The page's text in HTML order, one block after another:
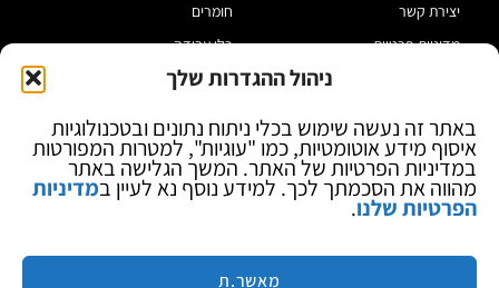
ניהול ההגדרות שלך
באתר זה נעשה שימוש בכלי ניתוח נתונים ובטכנולוגיות
איסוף מידע אוטומטיות, כמו "עוגיות", למטרות המפורטות
במדיניות הפרטיות של האתר. המשך הגלישה באתר
מהווה את הסכמתך לכך. למידע נוסף נא לעיין במדיניות
הפרטיות שלנו.
מאשר.ת
יצירת קשר
מדיניות פרטיות
בלוג
חומרים
כלי עבודה
מוצרי הלחמה
ספקי כח ומודדים
ציוד אופטי להגדלה
מותגים